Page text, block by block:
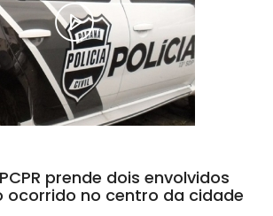
prende dois envolvidos
ocorrido no centro da cidade